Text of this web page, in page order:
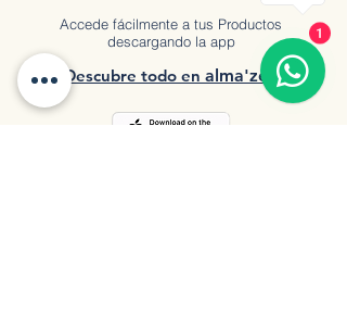
Accede fácilmente a tus Productos
descargando la app
Descubre todo en a lma'zen
1